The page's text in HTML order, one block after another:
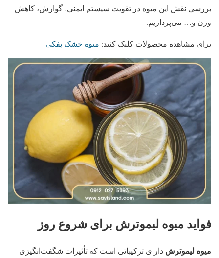
بررسی نقش این میوه در تقویت سیستم ایمنی، گوارش، کاهش
وزن و… می‌پردازیم.
برای مشاهده محصولات کلیک کنید: میوه خشک پفکی
فواید میوه لیموترش برای شروع روز
میوه لیموترش دارای ترکیباتی است که تأثیرات شگفت‌انگیزی